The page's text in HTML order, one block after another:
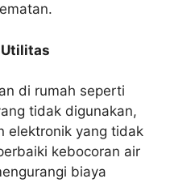
di rumah seperti
tidak digunakan,
elektronik yang tidak
kebocoran air
biaya